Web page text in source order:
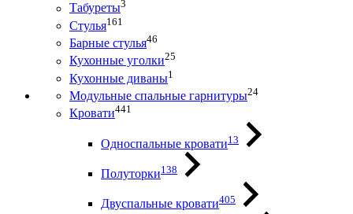
Табуреты3
Стулья161
Барные стулья46
Кухонные уголки25
Кухонные диваны1
Модульные спальные гарнитуры24
Кровати441
Односпальные кровати13
Полуторки138
Двуспальные кровати405